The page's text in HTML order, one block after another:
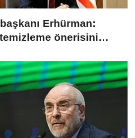
Erhürman:
önerisini